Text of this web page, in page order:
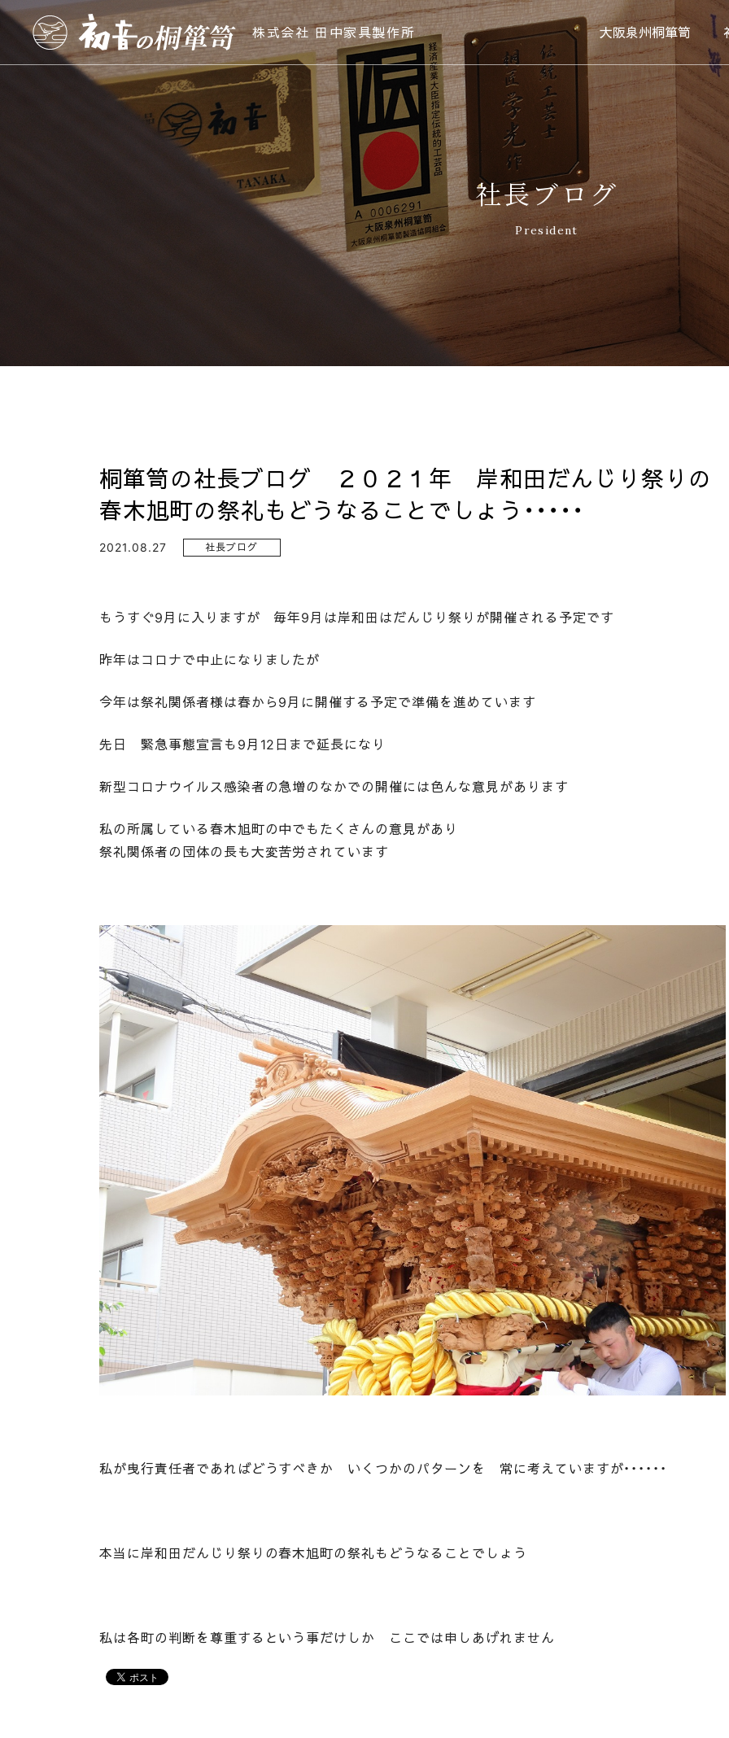
株式会社 田中家具製作所 大阪泉州桐箪笥
社長ブログ
President
桐箪笥の社長ブログ ２０２１年 岸和田だんじり祭りの
春木旭町の祭礼もどうなることでしょう・・・・・
2021.08.27 社長ブログ
もうすぐ9月に入りますが 毎年9月は岸和田はだんじり祭りが開催される予定です
昨年はコロナで中止になりましたが
今年は祭礼関係者様は春から9月に開催する予定で準備を進めています
先日 緊急事態宣言も9月12日まで延長になり
新型コロナウイルス感染者の急増のなかでの開催には色んな意見があります
私の所属している春木旭町の中でもたくさんの意見があり
祭礼関係者の団体の長も大変苦労されています
私が曳行責任者であればどうすべきか いくつかのパターンを 常に考えていますが・・・・・・
本当に岸和田だんじり祭りの春木旭町の祭礼もどうなることでしょう
私は各町の判断を尊重するという事だけしか ここでは申しあげれません